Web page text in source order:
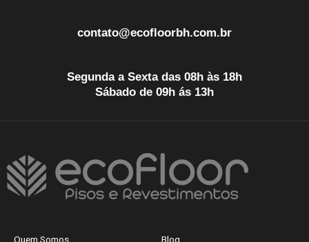
contato@ecofloorbh.com.br
Segunda a Sexta das 08h às 18h
Sábado de 09h ás 13h
Quem Somos Blog